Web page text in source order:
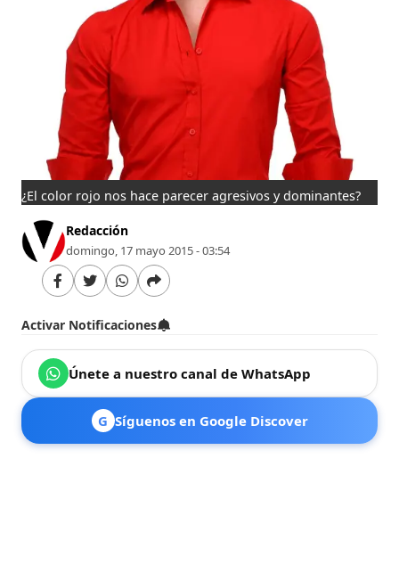
¿El color rojo nos hace parecer agresivos y dominantes?
Redacción
domingo, 17 mayo 2015 - 03:54
Activar Notificaciones
Únete a nuestro canal de WhatsApp
G Síguenos en Google Discover